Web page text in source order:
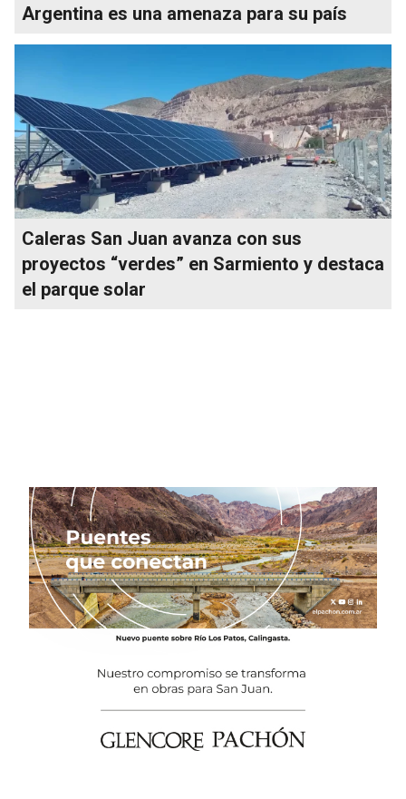
Argentina es una amenaza para su país
Caleras San Juan avanza con sus
proyectos “verdes” en Sarmiento y destaca
el parque solar